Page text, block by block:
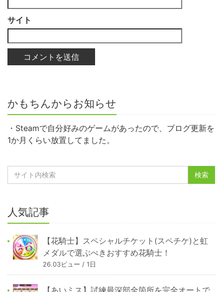
サイト
かもちんからお知らせ
・Steamで自分好みのゲームがあったので、ブログ更新を
1か月くらい放置してました。
人気記事
【花騎士】スペシャルチケット(スペチケ)と虹
メダルで選ぶべきおすすめ花騎士！
26.03ビュー / 1日
【あいミス】試練最深部全箇所を完全オートで